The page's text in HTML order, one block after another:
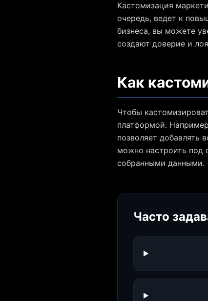
Кастомизация
очередь, ведет к
бизнеса, вы можете
создают доверие и
Как
Чтобы
платформой.
позволяет добавлять
можно настроить под
собранными данными.
Часто